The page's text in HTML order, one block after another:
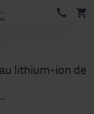
lithium-ion de